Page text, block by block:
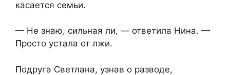
касается семьи.
— Не знаю, сильная ли, — ответила Нина. —
Просто устала от лжи.
Подруга Светлана, узнав о разводе,